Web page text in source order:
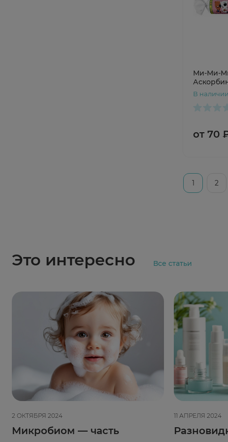
Ми-Ми-
В наличии
от 70
1 2
Это интересно Все статьи
2 ОКТЯБРЯ 2024
Микробиом — часть
11 АПРЕЛЯ 2024